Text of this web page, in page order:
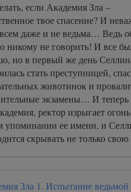
если Академия Зла –
твое спасение? И
даже и не ведьма… Ведь
никому не говорить! И все
но в первый же день
стать преступницей,
животинок и
экзамены… И теперь
ректор изрыгает
упоминании ее имени, и
скрывать не только свою
Зла 1. Испытание ведьмой